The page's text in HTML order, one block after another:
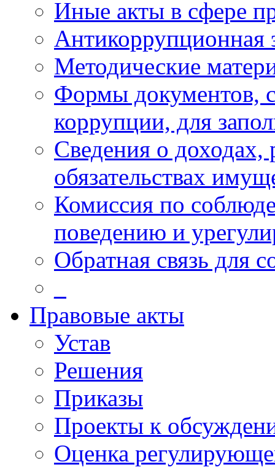
Иные акты в сфере
Антикоррупционная
Методические
Формы документов,
коррупции, для
Сведения о доходах,
обязательствах
Комиссия по
поведению и
Обратная связь для
Правовые акты
Устав
Решения
Приказы
Проекты к
Оценка